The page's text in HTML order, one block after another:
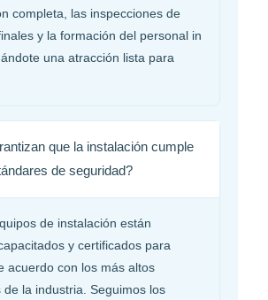
completa, las inspecciones de
y la formación del personal in
una atracción lista para
que la instalación cumple
de seguridad?
de instalación están
y certificados para
acuerdo con los más altos
de la industria. Seguimos los